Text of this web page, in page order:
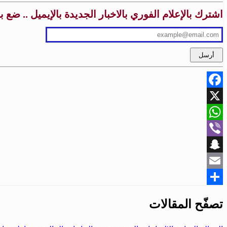
اشترك بالإعلام الفوري بالاخبار الجديدة بالإيميل .. ضع
Facebook
X
WhatsApp
Viber
Snapchat
Email
تصفّح المقالات